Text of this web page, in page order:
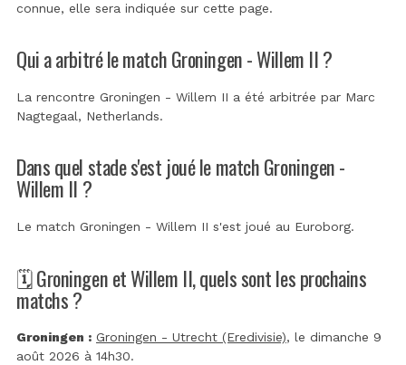
connue, elle sera indiquée sur cette page.
Qui a arbitré le match Groningen - Willem II ?
La rencontre Groningen - Willem II a été arbitrée par Marc
Nagtegaal, Netherlands.
Dans quel stade s'est joué le match Groningen -
Willem II ?
Le match Groningen - Willem II s'est joué au Euroborg.
🗓️ Groningen et Willem II, quels sont les prochains
matchs ?
Groningen : Groningen - Utrecht (Eredivisie), le dimanche 9
août 2026 à 14h30.